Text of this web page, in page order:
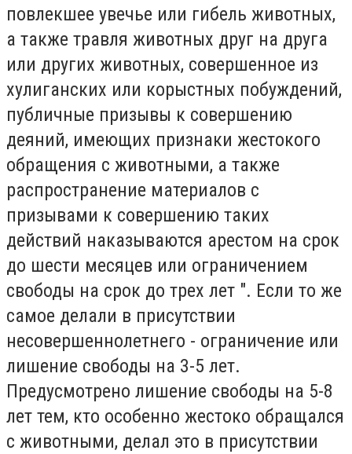
повлекшее увечье или гибель животных,
а также травля животных друг на друга
или других животных, совершенное из
хулиганских или корыстных побуждений,
публичные призывы к совершению
деяний, имеющих признаки жестокого
обращения с животными, а также
распространение материалов с
призывами к совершению таких
действий наказываются арестом на срок
до шести месяцев или ограничением
свободы на срок до трех лет ". Если то же
самое делали в присутствии
несовершеннолетнего - ограничение или
лишение свободы на 3-5 лет.
Предусмотрено лишение свободы на 5-8
лет тем, кто особенно жестоко обращался
с животными, делал это в присутствии